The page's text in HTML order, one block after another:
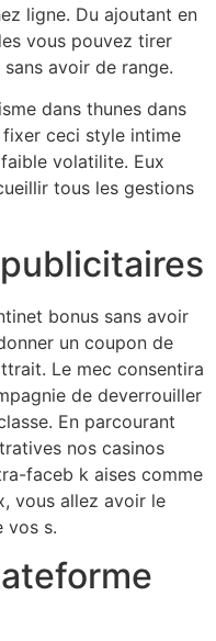
ligne. Du ajoutant en
vous pouvez tirer
avoir de range.
dans thunes dans
fixer ceci style intime
volatilite. Eux
tous les gestions
bonus sans avoir
un coupon de
Le mec consentira
de deverrouiller
En parcourant
nos casinos
faceb k aises comme
vous allez avoir le
vos s.